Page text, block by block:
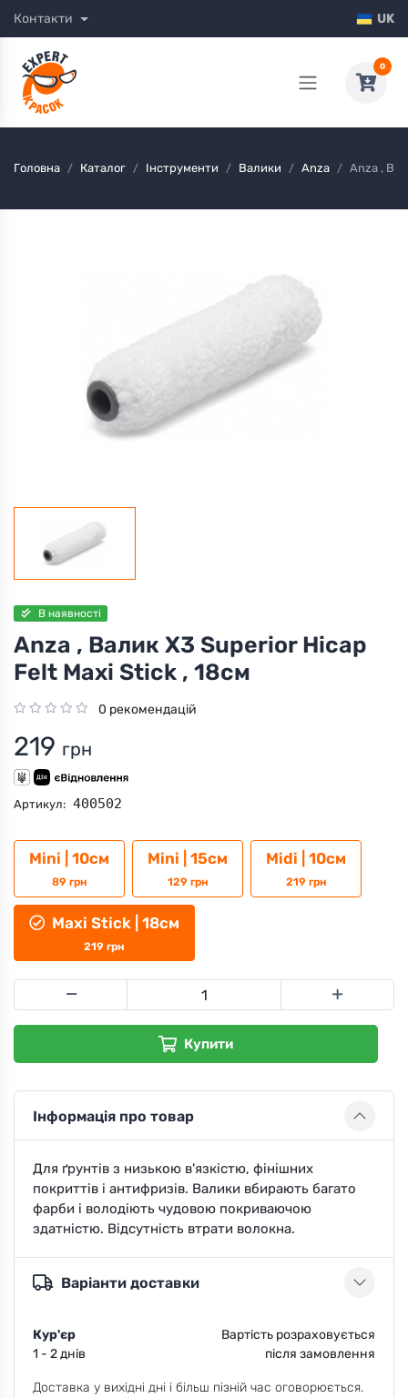
Контакти UK
0
Головна Каталог Інструменти Валики Anza Anza ,
В наявності
Anza , Валик X3 Superior Hicap
Felt Maxi Stick , 18см
0 рекомендацій
219 грн
Артикул: 400502
Mini | 10см
89 грн
Mini | 15см
129 грн
Midi | 10см
219 грн
Maxi Stick | 18см
219 грн
Купити
Інформація про товар
Для ґрунтів з низькою в'язкістю, фінішних
покриттів і антифризів. Валики вбирають багато
фарби і володіють чудовою покриваючою
здатністю. Відсутність втрати волокна.
Варіанти доставки
Кур'єр
1 - 2 днів
Вартість розраховується
після замовлення
Доставка у вихідні дні і більш пізній час оговорюється.